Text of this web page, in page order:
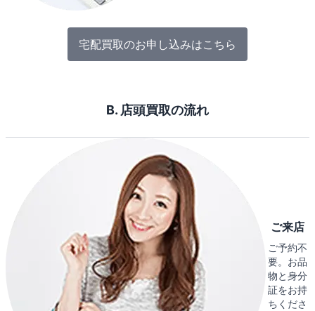
宅配買取のお申し込みはこちら
B. 店頭買取の流れ
ご来店
ご予約不
要。お品
物と身分
証をお持
ちくださ